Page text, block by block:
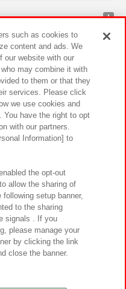
ィ サイトポリシー
セシビリティ方針と検証結果
くあるご質問・お問い合わせ
Inc.
Lab Inc.
such as cookies to
content and ads. We
our website with our
may combine it with
to them or that they
services. Please click
we use cookies and
You have the right to opt
with our partners.
Information] to
the opt-out
allow the sharing of
setup banner,
to the sharing
signals . If you
please manage your
by clicking the link
close the banner.